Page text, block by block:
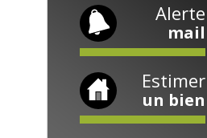
Alerte
mail
Estimer
un bien